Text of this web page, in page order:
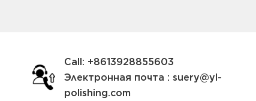
Call: +8613928855603
Электронная почта : suery@yl-
polishing.com